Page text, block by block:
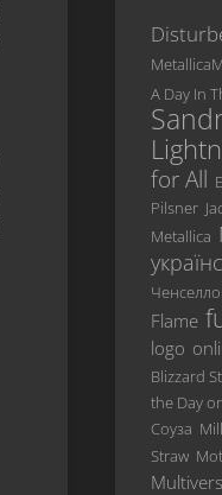
A Day In
for All
Pilsner
Metallica
Flame
logo
Blizzard
the Day
Соуза
Straw